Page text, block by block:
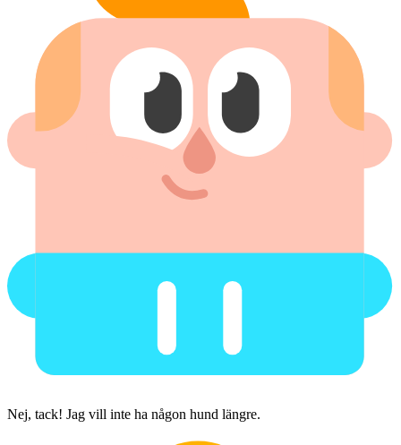
Nej, tack! Jag vill inte ha någon hund längre.